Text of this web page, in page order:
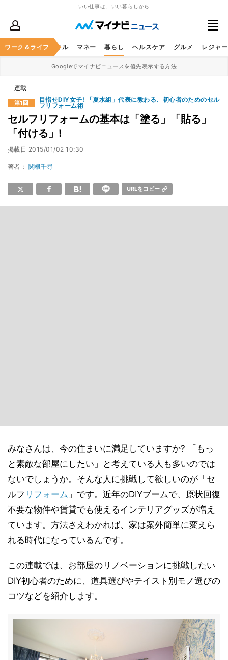
いい仕事は、いい暮らしから
ワーク＆ライフ
ア ビジネススキル マネー 暮らし ヘルスケア グルメ レジャー
Googleでマイナビニュースを優先表示する方法
連載
第1回
目指せDIY女子! 「夏水組」代表に教わる、初心者のためのセル
フリフォーム術
セルフリフォームの基本は「塗る」「貼る」
「付ける」!
掲載日 2015/01/02 10:30
著者： 関根千尋
URLをコピー
みなさんは、今の住まいに満足していますか? 「もっ
と素敵な部屋にしたい」と考えている人も多いのでは
ないでしょうか。そんな人に挑戦して欲しいのが「セ
ルフ リフォーム 」です。近年のDIYブームで、原状回復
不要な物件や賃貸でも使えるインテリアグッズが増え
ています。方法さえわかれば、家は案外簡単に変えら
れる時代になっているんです。
この連載では、お部屋のリノベーションに挑戦したい
DIY初心者のために、道具選びやテイスト別モノ選びの
コツなどを紹介します。